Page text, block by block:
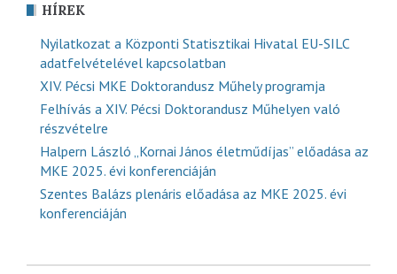
HÍREK
Nyilatkozat a Központi Statisztikai Hivatal EU-SILC
adatfelvételével kapcsolatban
XIV. Pécsi MKE Doktorandusz Műhely programja
Felhívás a XIV. Pécsi Doktorandusz Műhelyen való
részvételre
Halpern László „Kornai János életműdíjas” előadása az
MKE 2025. évi konferenciáján
Szentes Balázs plenáris előadása az MKE 2025. évi
konferenciáján